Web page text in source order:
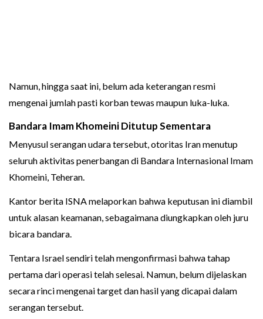
Namun, hingga saat ini, belum ada keterangan resmi
mengenai jumlah pasti korban tewas maupun luka-luka.
Bandara Imam Khomeini Ditutup Sementara
Menyusul serangan udara tersebut, otoritas Iran menutup
seluruh aktivitas penerbangan di Bandara Internasional Imam
Khomeini, Teheran.
Kantor berita ISNA melaporkan bahwa keputusan ini diambil
untuk alasan keamanan, sebagaimana diungkapkan oleh juru
bicara bandara.
Tentara Israel sendiri telah mengonfirmasi bahwa tahap
pertama dari operasi telah selesai. Namun, belum dijelaskan
secara rinci mengenai target dan hasil yang dicapai dalam
serangan tersebut.